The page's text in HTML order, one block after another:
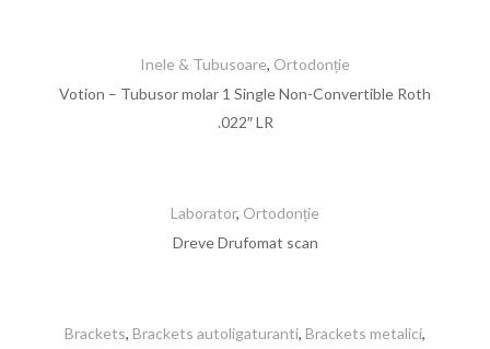
Inele & Tubusoare, Ortodonție
Votion – Tubusor molar 1 Single Non-Convertible Roth
.022″ LR
Laborator, Ortodonție
Dreve Drufomat scan
Brackets, Brackets autoligaturanti, Brackets metalici,